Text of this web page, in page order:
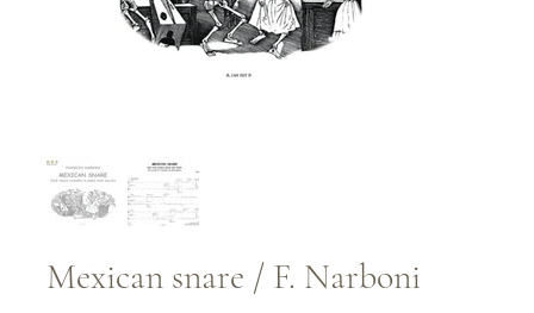
Mexican snare / F. Narboni